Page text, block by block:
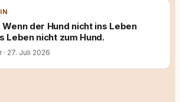
Wenn der Hund nicht ins Leben
Leben nicht zum Hund.
· 27. Juli 2026